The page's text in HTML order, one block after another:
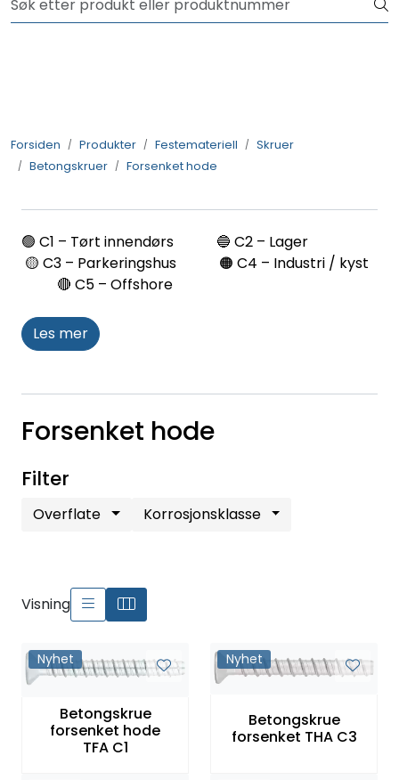
Skip to main contentNYHET! 150 nye varer
Forsiden Produkter Festemateriell
Skruer
Betongskruer
Forsenket hode
🟢 C1 – Tørt innendørs 🔵 C2 – Lager
🟡 C3 – Parkeringshus 🟠 C4 – Industri / kyst
🔴 C5 – Offshore
Les mer
Forsenket hode
Filter
Overflate Korrosjonsklasse
Visning
Nyhet
Betongskrue
forsenket hode
TFA C1
Nyhet
Betongskrue
forsenket THA C3
Rådgivning
Kontakt oss